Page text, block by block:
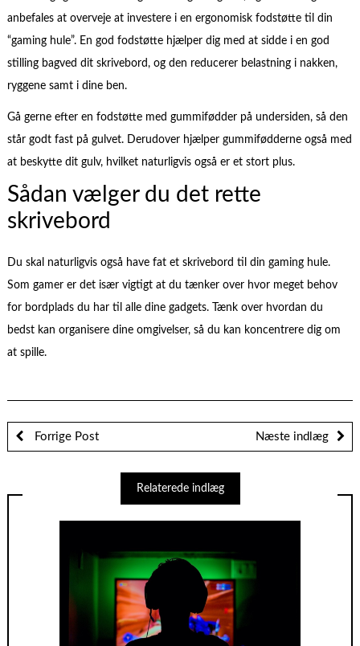
anbefales at overveje at investere i en ergonomisk fodstøtte til din
“gaming hule”. En god fodstøtte hjælper dig med at sidde i en god
stilling bagved dit skrivebord, og den reducerer belastning i nakken,
ryggene samt i dine ben.
Gå gerne efter en fodstøtte med gummifødder på undersiden, så den
står godt fast på gulvet. Derudover hjælper gummifødderne også med
at beskytte dit gulv, hvilket naturligvis også er et stort plus.
Sådan vælger du det rette
skrivebord
Du skal naturligvis også have fat et skrivebord til din gaming hule.
Som gamer er det især vigtigt at du tænker over hvor meget behov
for bordplads du har til alle dine gadgets. Tænk over hvordan du
bedst kan organisere dine omgivelser, så du kan koncentrere dig om
at spille.
Forrige Post Næste indlæg
Relaterede indlæg